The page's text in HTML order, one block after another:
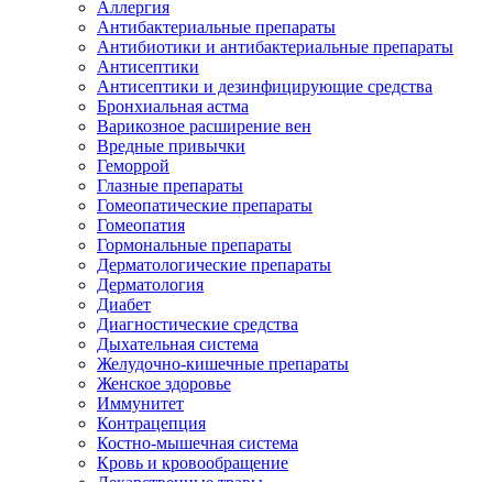
Аллергия
Антибактериальные препараты
Антибиотики и антибактериальные препараты
Антисептики
Антисептики и дезинфицирующие средства
Бронхиальная астма
Варикозное расширение вен
Вредные привычки
Геморрой
Глазные препараты
Гомеопатические препараты
Гомеопатия
Гормональные препараты
Дерматологические препараты
Дерматология
Диабет
Диагностические средства
Дыхательная система
Желудочно-кишечные препараты
Женское здоровье
Иммунитет
Контрацепция
Костно-мышечная система
Кровь и кровообращение